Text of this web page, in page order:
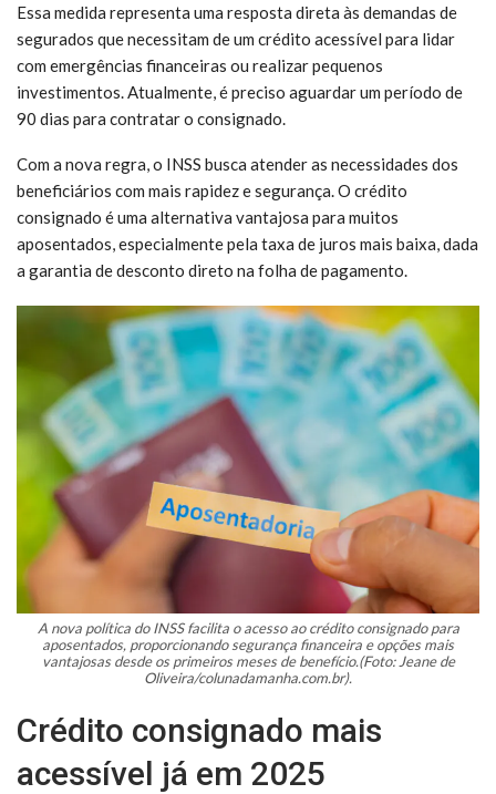
Essa medida representa uma resposta direta às demandas de
segurados que necessitam de um crédito acessível para lidar
com emergências financeiras ou realizar pequenos
investimentos. Atualmente, é preciso aguardar um período de
90 dias para contratar o consignado.
Com a nova regra, o INSS busca atender as necessidades dos
beneficiários com mais rapidez e segurança. O crédito
consignado é uma alternativa vantajosa para muitos
aposentados, especialmente pela taxa de juros mais baixa, dada
a garantia de desconto direto na folha de pagamento.
A nova política do INSS facilita o acesso ao crédito consignado para
aposentados, proporcionando segurança financeira e opções mais
vantajosas desde os primeiros meses de benefício.(Foto: Jeane de
Oliveira/colunadamanha.com.br).
Crédito consignado mais
acessível já em 2025